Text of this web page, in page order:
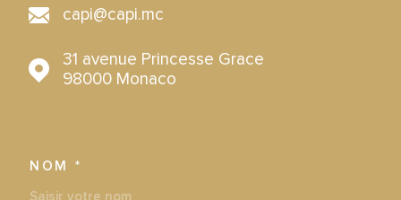
capi@capi.mc
31 avenue Princesse Grace
98000
Monaco
NOM *